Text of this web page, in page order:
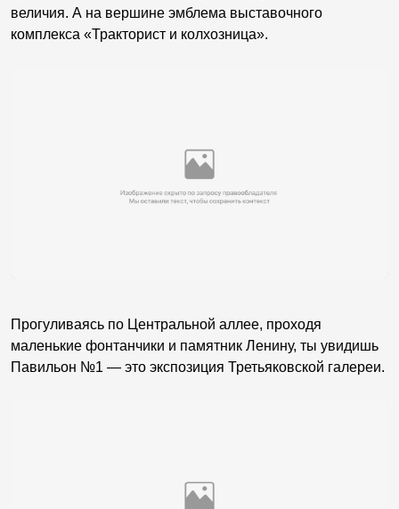
величия. А на вершине эмблема выставочного
комплекса «Тракторист и колхозница».
Прогуливаясь по Центральной аллее, проходя
маленькие фонтанчики и памятник Ленину, ты увидишь
Павильон №1 — это экспозиция Третьяковской галереи.